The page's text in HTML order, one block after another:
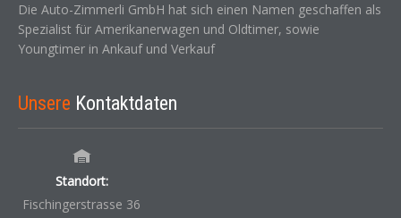
Die Auto-Zimmerli GmbH hat sich einen Namen geschaffen als
Spezialist für Amerikanerwagen und Oldtimer, sowie
Youngtimer in Ankauf und Verkauf
Unsere Kontaktdaten
Standort:
Fischingerstrasse 36